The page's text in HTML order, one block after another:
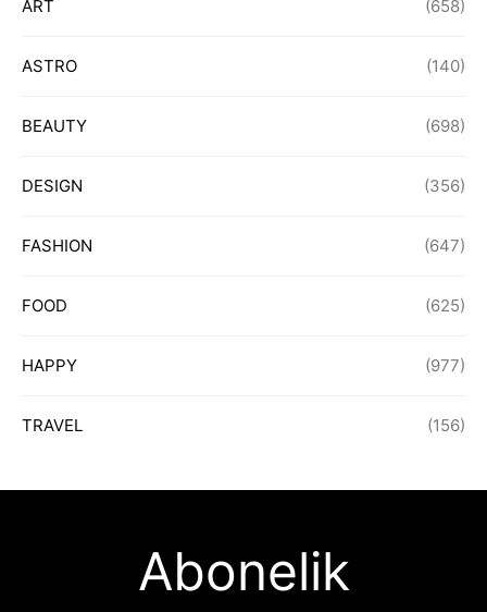
ART (658)
ASTRO (140)
BEAUTY (698)
DESIGN (356)
FASHION (647)
FOOD (625)
HAPPY (977)
TRAVEL (156)
Abonelik